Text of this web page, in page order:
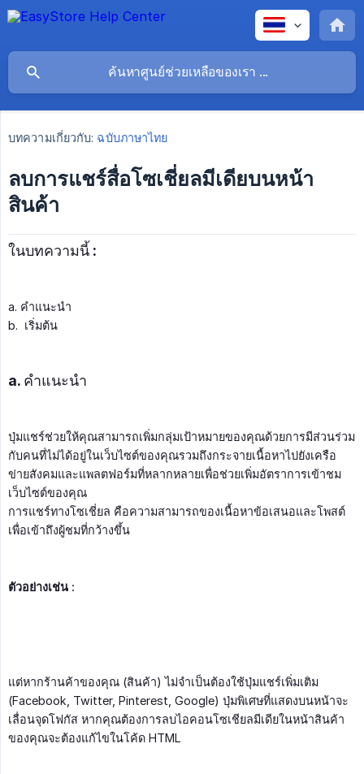
บทความเกี่ยวกับ: ฉบับภาษาไทย
ลบการแชร์สื่อโซเชี่ยลมีเดียบนหน้า
สินค้า
ในบทความนี้ :
a. คำแนะนำ
b. เริ่มต้น
a. คำแนะนำ
ปุ่มแชร์ช่วยให้คุณสามารถเพิ่มกลุ่มเป้าหมายของคุณด้วยการมีส่วนร่วม
กับคนที่ไม่ได้อยู่ในเว็บไซต์ของคุณรวมถึงกระจายเนื้อหาไปยังเครือ
ข่ายสังคมและแพลตฟอร์มที่หลากหลายเพื่อช่วยเพิ่มอัตราการเข้าชม
เว็บไซต์ของคุณ
การแชร์ทางโซเชี่ยล คือความสามารถของเนื้อหาข้อเสนอและโพสต์
เพื่อเข้าถึงผู้ชมที่กว้างขึ้น
ตัวอย่างเช่น :
แต่หากร้านค้าของคุณ (สินค้า) ไม่จำเป็นต้องใช้ปุ่มแชร์เพิ่มเติม
(Facebook, Twitter, Pinterest, Google) ปุ่มพิเศษที่แสดงบนหน้าจะ
เลื่อนจุดโฟกัส หากคุณต้องการลบไอคอนโซเชียลมีเดียในหน้าสินค้า
ของคุณจะต้องแก้ไขในโค้ด HTML